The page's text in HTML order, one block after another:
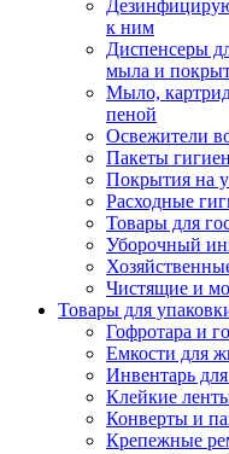
к ним
Диспенсеры
мыла и
Мыло,
пеной
Освежители
Пакеты
Покрытия на
Расходные
Товары для
Уборочный
Чистящие и
Товары для
Гофротара и
Емкости для
Инвентарь
Клейкие
Конверты и
Крепежные